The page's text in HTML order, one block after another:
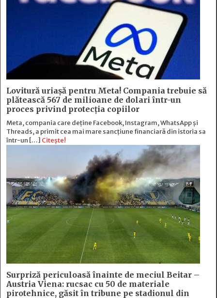
Lovitură uriașă pentru Meta! Compania trebuie să
plătească 567 de milioane de dolari într-un
proces privind protecția copiilor
Meta, compania care deține Facebook, Instagram, WhatsApp și
Threads, a primit cea mai mare sancțiune financiară din istoria sa
într-un […] Citește!
Surpriză periculoasă înainte de meciul Beitar –
Austria Viena: rucsac cu 50 de materiale
pirotehnice, găsit în tribune pe stadionul din